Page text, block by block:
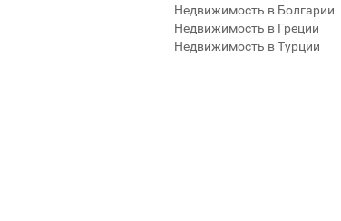
Недвижимость в Болгарии
Недвижимость в Греции
Недвижимость в Турции